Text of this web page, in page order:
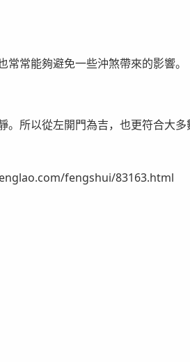
常能夠避免一些沖煞帶來的影響。
所以從左開門為吉，也更符合大
fengshui/83163.html